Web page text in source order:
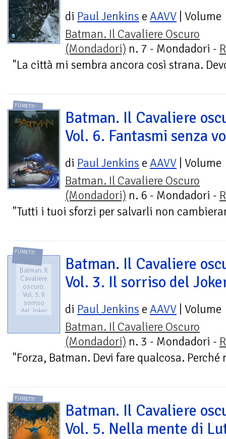
di Paul Jenkins e AAVV | Volume
Batman. Il Cavaliere Oscuro
(Mondadori) n. 7 - Mondadori -
"La città mi sembra ancora così strana.
FUMETTI
Batman. Il Cavaliere
Vol. 6. Fantasmi senza
di Paul Jenkins e AAVV | Volume
Batman. Il Cavaliere Oscuro
(Mondadori) n. 6 - Mondadori -
"Tutti i tuoi sforzi per salvarli non
FUMETTI
Batman. Il
Cavaliere
oscuro.
Vol. 3. Il
sorriso
del Joker
Batman. Il Cavaliere
Vol. 3. Il sorriso del
di Paul Jenkins e AAVV | Volume
Batman. Il Cavaliere Oscuro
(Mondadori) n. 3 - Mondadori -
"Forza, Batman. Devi fare qualcosa. Perché
FUMETTI
Batman. Il Cavaliere
Vol. 5. Nella mente di